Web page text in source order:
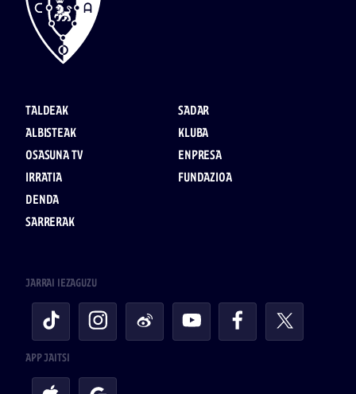
TALDEAK
ALBISTEAK
OSASUNA TV
IRRATIA
DENDA
SARRERAK
SADAR
KLUBA
ENPRESA
FUNDAZIOA
JARRAI IEZAGUZU
APP JAITSI